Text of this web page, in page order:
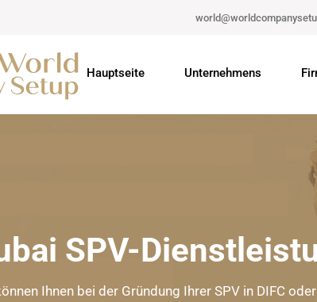
Hauptseite Unternehmens
SPV-
Ihnen bei der Gründung Ihrer SPV in DIFC